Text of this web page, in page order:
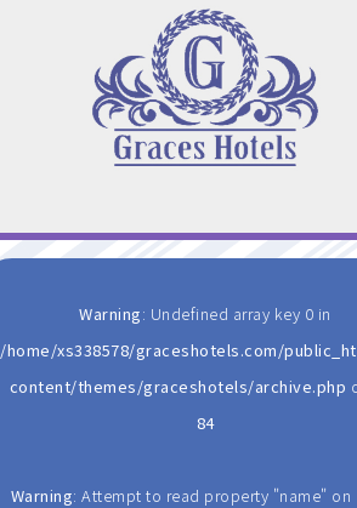
Warning: Undefined array key 0 in
/home/xs338578/graceshotels.com/
content/themes/graceshotels/archive.php
84
Warning: Attempt to read property "name" on